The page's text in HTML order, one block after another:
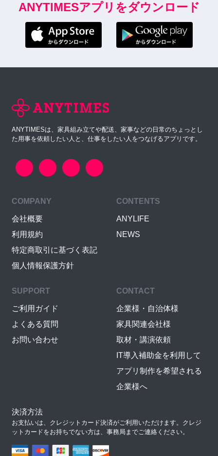
ANYTIMESアプリをダウンロード
ANYTIMESは、家具組み立てや配送、家事などの日常のちょっとし
た用事を依頼したい人と、仕事をしたい人をつなげるアプリです。
COMPANY
会社概要
利用規約
特定商取引に基づく表記
個人情報保護方針
CONTENTS
ANYLIFE
NEWS
SUPPORT
ご利用ガイド
よくある質問
お問い合わせ
CONTACT
企業様・自治体様
家具関連会社様
取材・講演依頼
IT導入補助金を利用して
アプリ制作を希望される
企業様へ
決済方法
お支払いは、クレジットカード決済がご利用いただけます。クレジ
ットカードをお持ちでない方は、事務局までご連絡ください。